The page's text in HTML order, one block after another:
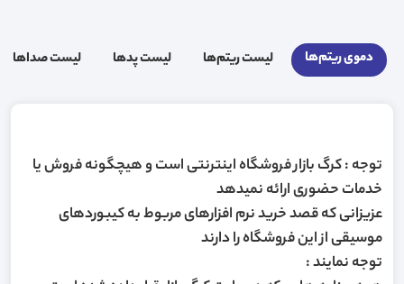
دموی ریتم‌ها لیست ریتم‌ها لیست پد‌ها لیست صدا‌ها
توجه : کرگ بازار فروشگاه اینترنتی است و هیچگونه فروش یا
خدمات حضوری ارائه نمیدهد
عزیزانی که قصد خرید نرم افزارهای مربوط به کیبوردهای
موسیقی از این فروشگاه را دارند
توجه نمایند :